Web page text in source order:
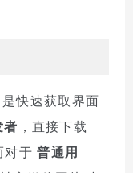
快速获取界面
，直接下载
对于普通用